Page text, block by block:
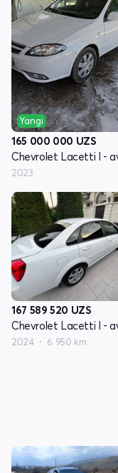
Yangi
165 000 000 UZS
2023
167 589 520 UZS
2024 6 950 km